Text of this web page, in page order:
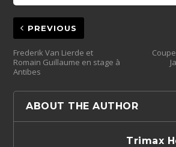
PREVIOUS
Frederik Van Lierde et
Romain Guillaume en stage à
Antibes
ABOUT THE AUTHOR
Trimax